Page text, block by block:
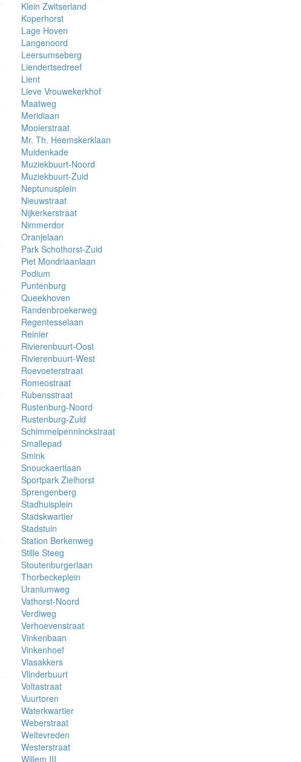
Klein Zwitserland
Koperhorst
Lage Hoven
Langenoord
Leersumseberg
Liendertsedreef
Lient
Lieve Vrouwekerkhof
Maatweg
Meridiaan
Mooierstraat
Mr. Th. Heemskerklaan
Muidenkade
Muziekbuurt-Noord
Muziekbuurt-Zuid
Neptunusplein
Nieuwstraat
Nijkerkerstraat
Nimmerdor
Oranjelaan
Park Schothorst-Zuid
Piet Mondriaanlaan
Podium
Puntenburg
Queekhoven
Randenbroekerweg
Regentesselaan
Reinier
Rivierenbuurt-Oost
Rivierenbuurt-West
Roevoeterstraat
Romeostraat
Rubensstraat
Rustenburg-Noord
Rustenburg-Zuid
Schimmelpenninckstraat
Smallepad
Smink
Snouckaertlaan
Sportpark Zielhorst
Sprengenberg
Stadhuisplein
Stadskwartier
Stadstuin
Station Berkenweg
Stille Steeg
Stoutenburgerlaan
Thorbeckeplein
Uraniumweg
Vathorst-Noord
Verdiweg
Verhoevenstraat
Vinkenbaan
Vinkenhoef
Vlasakkers
Vlinderbuurt
Voltastraat
Vuurtoren
Waterkwartier
Weberstraat
Weltevreden
Westerstraat
Willem III